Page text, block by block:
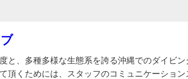
と、多種多様な生態系を誇る沖縄でのダイビン
頂くためには、スタッフのコミュニケーショ